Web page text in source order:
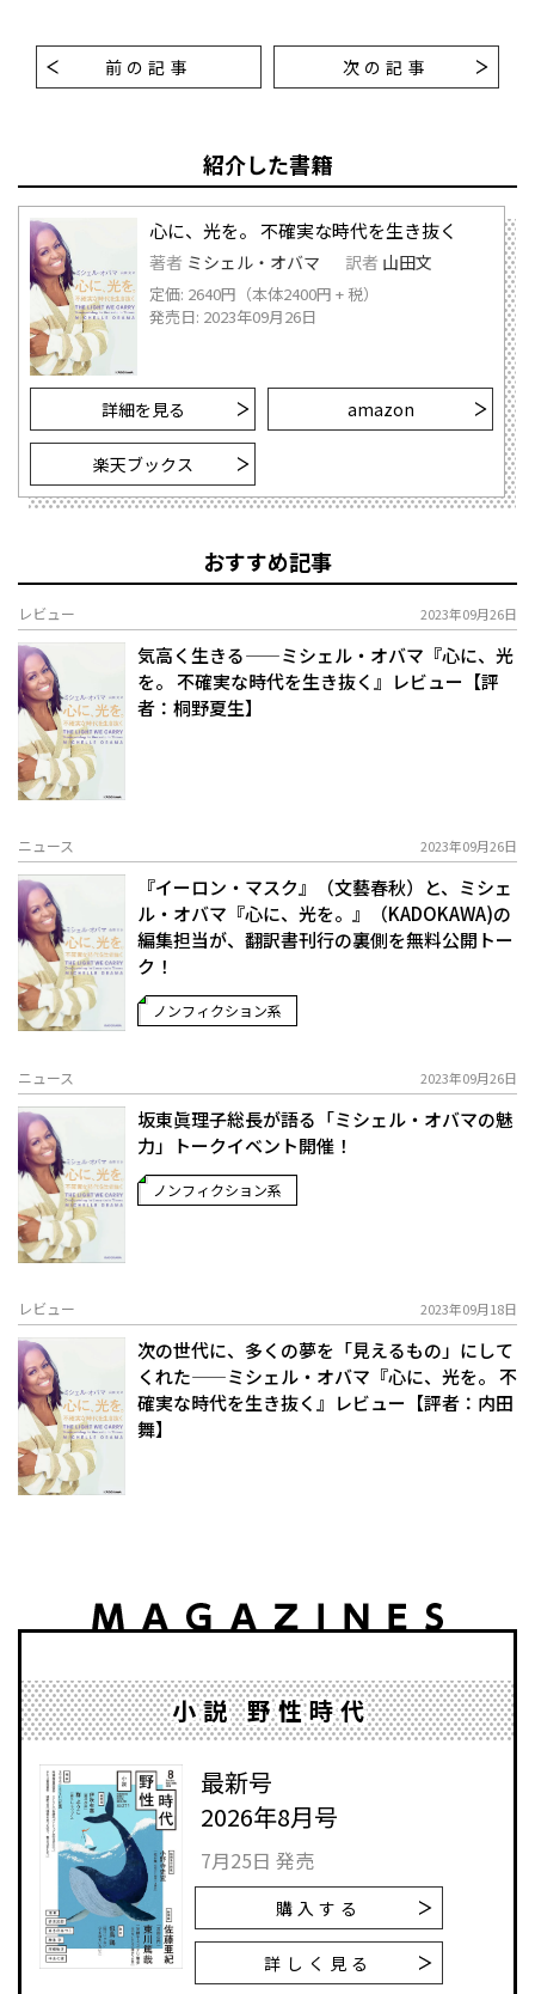
前の記事 次の記事
紹介した書籍
心に、光を。 不確実な時代を生き抜く
著者 ミシェル・オバマ 訳者 山田文
定価: 2640円（本体2400円 + 税）
発売日: 2023年09月26日
詳細を見る amazon
楽天ブックス
おすすめ記事
レビュー 2023年09月26日
気高く生きる——ミシェル・オバマ『心に、光
を。 不確実な時代を生き抜く』レビュー【評
者：桐野夏生】
ニュース 2023年09月26日
『イーロン・マスク』（文藝春秋）と、ミシェ
ル・オバマ『心に、光を。』（KADOKAWA)の
編集担当が、翻訳書刊行の裏側を無料公開トー
ク！
ノンフィクション系
ニュース 2023年09月26日
坂東眞理子総長が語る「ミシェル・オバマの魅
力」トークイベント開催！
ノンフィクション系
レビュー 2023年09月18日
次の世代に、多くの夢を「見えるもの」にして
くれた——ミシェル・オバマ『心に、光を。 不
確実な時代を生き抜く』レビュー【評者：内田
舞】
小説 野性時代
最新号
2026年8月号
7月25日 発売
購入する
詳しく見る